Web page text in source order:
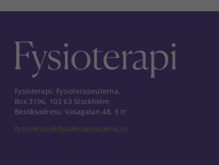
Fysioterapi, Fysioterapeuterna,
Box 3196, 103 63 Stockholm
Besöksadress: Vasagatan 48, 3 tr
fysioterapi@fysioterapeuterna.se